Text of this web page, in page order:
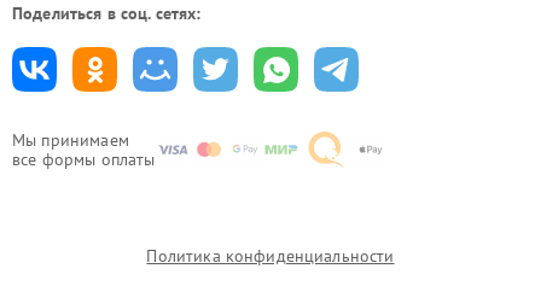
Мы принимаем
все формы оплаты
Поделиться в соц. сетях:
Политика конфиденциальности